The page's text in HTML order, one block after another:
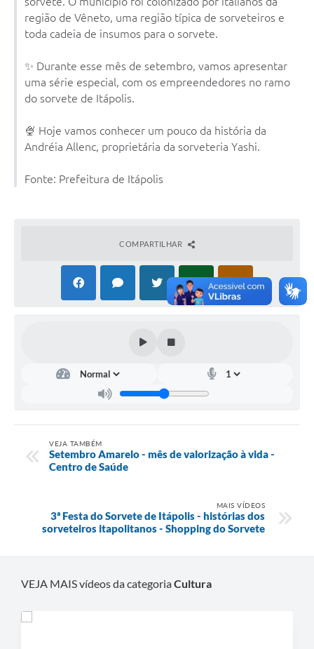
Documentos
Água de Qualidade
Gasoduto (Gás Natural)
Feriados Municipais
Bairros Rurais
História
Audiências Públicas
Arquivos para Download
Projetos
Contas Públicas
região de Vêneto, uma região típica de sorveteiros e
toda cadeia de insumos para o sorvete.
✨ Durante esse mês de setembro, vamos apresentar
uma série especial, com os empreendedores no ramo
do sorvete de Itápolis.
🍨 Hoje vamos conhecer um pouco da história da
Andréia Allenc, proprietária da sorveteria Yashi.
Fonte: Prefeitura de Itápolis
COMPARTILHAR
VEJA TAMBÉM
Setembro Amarelo - mês de valorização à vida -
Centro de Saúde
MAIS VÍDEOS
3ª Festa do Sorvete de Itápolis - histórias dos
sorveteiros itapolitanos - Shopping do Sorvete
VEJA MAIS vídeos da categoriaCultura